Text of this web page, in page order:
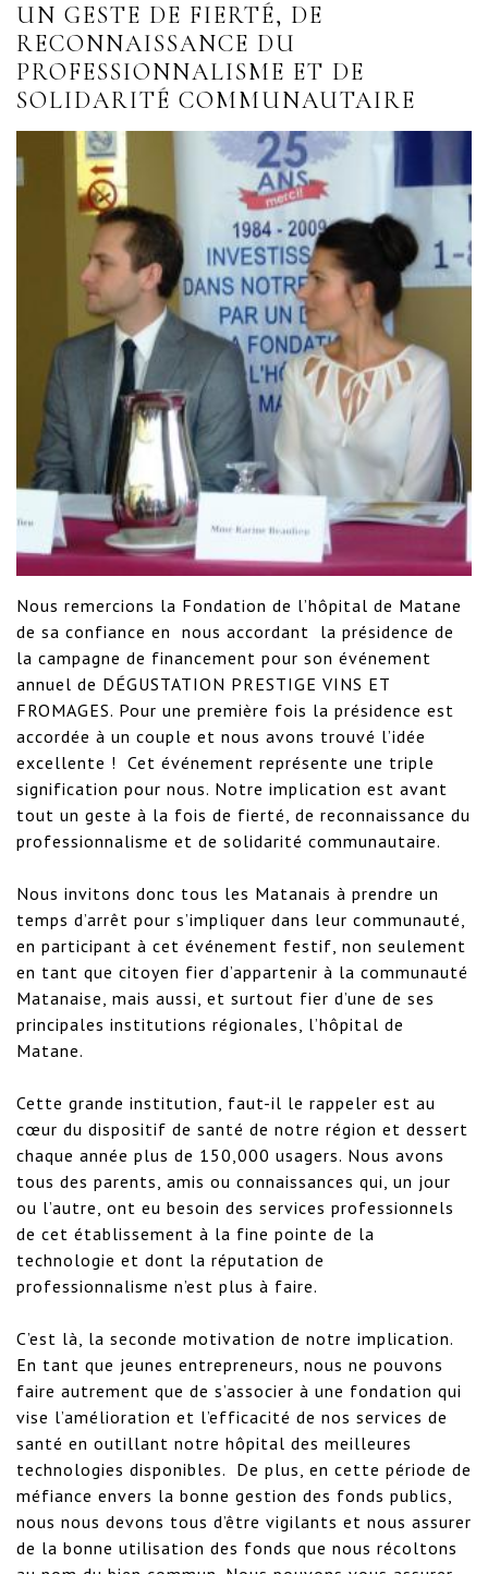
UN GESTE DE FIERTÉ, DE
RECONNAISSANCE DU
PROFESSIONNALISME ET DE
SOLIDARITÉ COMMUNAUTAIRE
Nous remercions la Fondation de l’hôpital de Matane
de sa confiance en  nous accordant  la présidence de
la campagne de financement pour son événement
annuel de DÉGUSTATION PRESTIGE VINS ET
FROMAGES. Pour une première fois la présidence est
accordée à un couple et nous avons trouvé l’idée
excellente !  Cet événement représente une triple
signification pour nous. Notre implication est avant
tout un geste à la fois de fierté, de reconnaissance du
professionnalisme et de solidarité communautaire.
Nous invitons donc tous les Matanais à prendre un
temps d’arrêt pour s’impliquer dans leur communauté,
en participant à cet événement festif, non seulement
en tant que citoyen fier d’appartenir à la communauté
Matanaise, mais aussi, et surtout fier d’une de ses
principales institutions régionales, l’hôpital de
Matane.
Cette grande institution, faut-il le rappeler est au
cœur du dispositif de santé de notre région et dessert
chaque année plus de 150,000 usagers. Nous avons
tous des parents, amis ou connaissances qui, un jour
ou l’autre, ont eu besoin des services professionnels
de cet établissement à la fine pointe de la
technologie et dont la réputation de
professionnalisme n’est plus à faire.
C’est là, la seconde motivation de notre implication.
En tant que jeunes entrepreneurs, nous ne pouvons
faire autrement que de s’associer à une fondation qui
vise l’amélioration et l’efficacité de nos services de
santé en outillant notre hôpital des meilleures
technologies disponibles.  De plus, en cette période de
méfiance envers la bonne gestion des fonds publics,
nous nous devons tous d’être vigilants et nous assurer
de la bonne utilisation des fonds que nous récoltons